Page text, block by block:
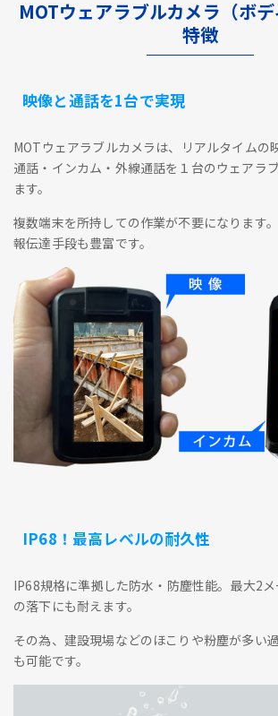
MOTウェアラブルカメラ（ボ
特徴
映像と通話を1台で実現
MOTウェアラブルカメラは、リアルタイムの
通話・インカム・外線通話を１台のウェアラ
ます。
複数端末を所持しての作業が不要になります
報伝達手段も豊富です。
IP68！最高レベルの耐久性
IP68規格に準拠した防水・防塵性能。最大2
の落下にも耐えます。
その為、建設現場などのほこりや粉塵が多い
も可能です。